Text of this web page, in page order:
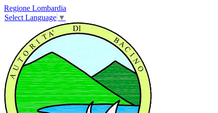
Regione Lombardia
Select Language ▼